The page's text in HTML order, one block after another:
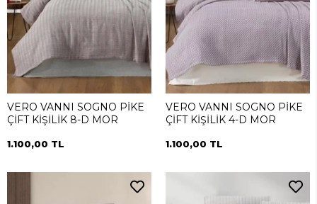
VERO VANNI SOGNO PİKE
ÇİFT KİŞİLİK 8-D MOR
1.100,00 TL
VERO VANNI SOGNO PİKE
ÇİFT KİŞİLİK 4-D MOR
1.100,00 TL